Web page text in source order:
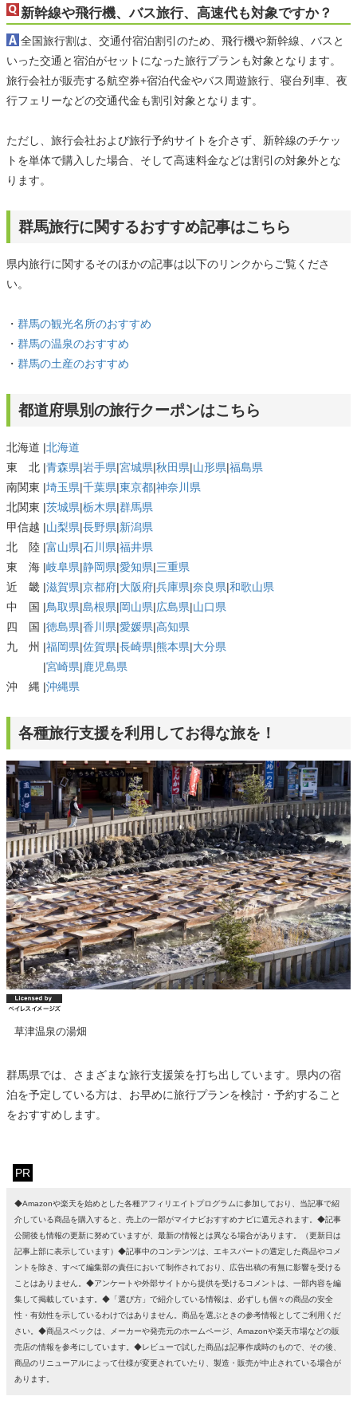
新幹線や飛行機、バス旅行、高速代も対象ですか？
全国旅行割は、交通付宿泊割引のため、飛行機や新幹線、バスと
いった交通と宿泊がセットになった旅行プランも対象となります。
旅行会社が販売する航空券+宿泊代金やバス周遊旅行、寝台列車、夜
行フェリーなどの交通代金も割引対象となります。
ただし、旅行会社および旅行予約サイトを介さず、新幹線のチケッ
トを単体で購入した場合、そして高速料金などは割引の対象外とな
ります。
群馬旅行に関するおすすめ記事はこちら
県内旅行に関するそのほかの記事は以下のリンクからご覧くださ
い。
・ 群馬の観光名所のおすすめ
・ 群馬の温泉のおすすめ
・ 群馬の土産のおすすめ
都道府県別の旅行クーポンはこちら
北海道 |北海道
東 北 |青森県|岩手県|宮城県|秋田県|山形県|福島県
南関東 |埼玉県|千葉県|東京都|神奈川県
北関東 |茨城県|栃木県|群馬県
甲信越 |山梨県|長野県|新潟県
北 陸 |富山県|石川県|福井県
東 海 |岐阜県|静岡県|愛知県|三重県
近 畿 |滋賀県|京都府|大阪府|兵庫県|奈良県|和歌山県
中 国 |鳥取県|島根県|岡山県|広島県|山口県
四 国 |徳島県|香川県|愛媛県|高知県
九 州 |福岡県|佐賀県|長崎県|熊本県|大分県
|宮崎県|鹿児島県
沖 縄 |沖縄県
各種旅行支援を利用してお得な旅を！
草津温泉の湯畑
群馬県では、さまざまな旅行支援策を打ち出しています。県内の宿
泊を予定している方は、お早めに旅行プランを検討・予約すること
をおすすめします。
PR
◆Amazonや楽天を始めとした各種アフィリエイトプログラムに参加しており、当記事で紹
介している商品を購入すると、売上の一部がマイナビおすすめナビに還元されます。◆記事
公開後も情報の更新に努めていますが、最新の情報とは異なる場合があります。（更新日は
記事上部に表示しています）◆記事中のコンテンツは、エキスパートの選定した商品やコメ
ントを除き、すべて編集部の責任において制作されており、広告出稿の有無に影響を受ける
ことはありません。◆アンケートや外部サイトから提供を受けるコメントは、一部内容を編
集して掲載しています。◆「選び方」で紹介している情報は、必ずしも個々の商品の安全
性・有効性を示しているわけではありません。商品を選ぶときの参考情報としてご利用くだ
さい。◆商品スペックは、メーカーや発売元のホームページ、Amazonや楽天市場などの販
売店の情報を参考にしています。◆レビューで試した商品は記事作成時のもので、その後、
商品のリニューアルによって仕様が変更されていたり、製造・販売が中止されている場合が
あります。